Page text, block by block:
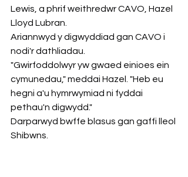
Lewis, a phrif weithredwr CAVO, Hazel
Lloyd Lubran.
Ariannwyd y digwyddiad gan CAVO i
nodi'r dathliadau.
"Gwirfoddolwyr yw gwaed einioes ein
cymunedau," meddai Hazel. "Heb eu
hegni a'u hymrwymiad ni fyddai
pethau'n digwydd."
Darparwyd bwffe blasus gan gaffi lleol
Shibwns.